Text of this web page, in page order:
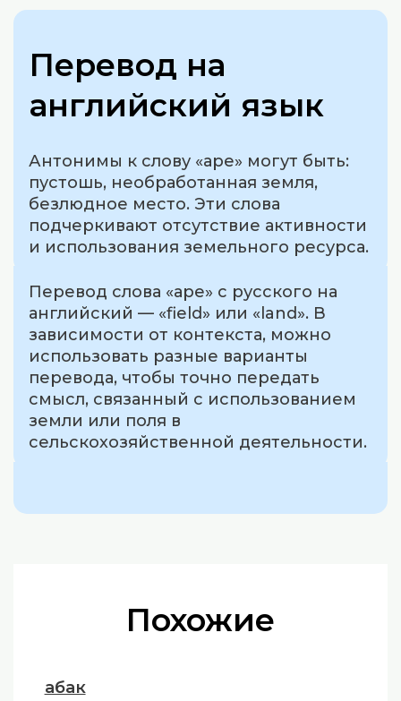
Перевод на
английский язык
Антонимы к слову «аре» могут быть:
пустошь, необработанная земля,
безлюдное место. Эти слова
подчеркивают отсутствие активности
и использования земельного ресурса.
Перевод слова «аре» с русского на
английский — «field» или «land». В
зависимости от контекста, можно
использовать разные варианты
перевода, чтобы точно передать
смысл, связанный с использованием
земли или поля в
сельскохозяйственной деятельности.
Похожие
абак